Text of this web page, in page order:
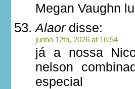
Megan Vaughn
Alaordisse:
junho 12th, 2026 at 16:54
já a nossa
nelson
especial